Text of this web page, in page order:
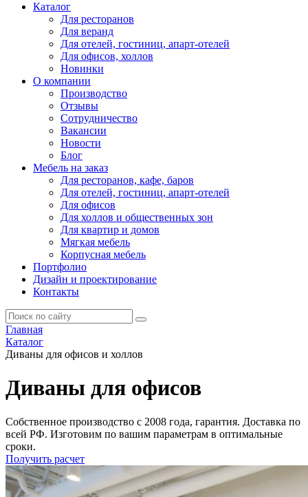
Каталог
Для ресторанов
Для веранд
Для отелей, гостиниц, апарт-отелей
Для офисов, холлов
Новинки
О компании
Производство
Отзывы
Сотрудничество
Вакансии
Новости
Блог
Мебель на заказ
Для ресторанов, кафе, баров
Для отелей, гостиниц, апарт-отелей
Для офисов
Для холлов и общественных зон
Для квартир и домов
Мягкая мебель
Корпусная мебель
Портфолио
Дизайн и проектирование
Контакты
Главная
Каталог
Диваны для офисов и холлов
Диваны для офисов
Собственное производство с 2008 года, гарантия. Доставка по
всей РФ. Изготовим по вашим параметрам в оптимальные
сроки.
Получить расчет